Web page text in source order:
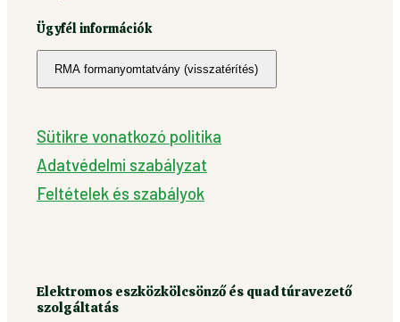
Ügyfél információk
RMA formanyomtatvány (visszatérítés)
Sütikre vonatkozó politika
Adatvédelmi szabályzat
Feltételek és szabályok
Elektromos eszközkölcsönző és quad túravezető
szolgáltatás